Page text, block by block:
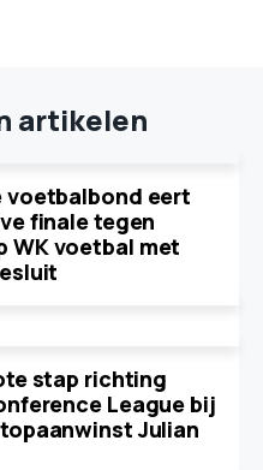
artikelen
eert
finale tegen
WK voetbal met
stap richting
League bij
Julian